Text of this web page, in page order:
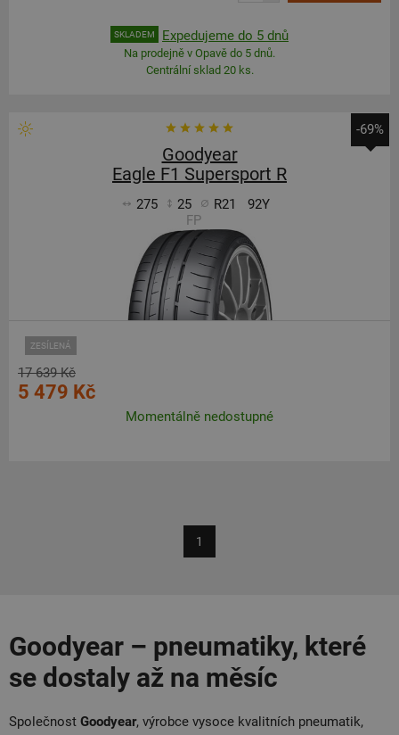
SKLADEM Expedujeme do 5 dnů
Na prodejně v Opavě do 5 dnů.
Centrální sklad 20 ks.
-69%
Goodyear
Eagle F1 Supersport R
275 25 R21
92Y
FP
ZESÍLENÁ
17 639 Kč
5 479 Kč
Momentálně nedostupné
1
Goodyear – pneumatiky, které
se dostaly až na měsíc
Společnost Goodyear, výrobce vysoce kvalitních pneumatik,